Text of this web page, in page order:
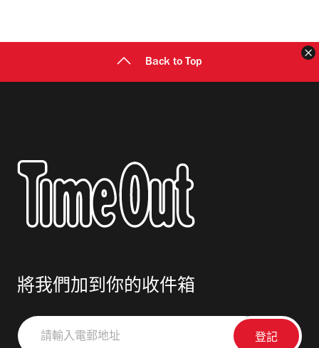
Back to Top
將我們加到你的收件箱
請
輸